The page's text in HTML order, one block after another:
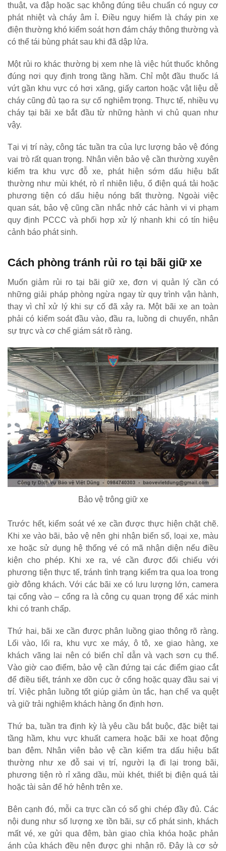
thuật, va đập hoặc sạc không đúng tiêu chuẩn có nguy cơ
phát nhiệt và cháy âm ỉ. Điều nguy hiểm là cháy pin xe
điện thường khó kiểm soát hơn đám cháy thông thường và
có thể tái bùng phát sau khi đã dập lửa.
Một rủi ro khác thường bị xem nhẹ là việc hút thuốc không
đúng nơi quy định trong tầng hầm. Chỉ một đầu thuốc lá
vứt gần khu vực có hơi xăng, giấy carton hoặc vật liệu dễ
cháy cũng đủ tạo ra sự cố nghiêm trọng. Thực tế, nhiều vụ
cháy tại bãi xe bắt đầu từ những hành vi chủ quan như
vậy.
Tại vị trí này, công tác tuần tra của lực lượng bảo vệ đóng
vai trò rất quan trọng. Nhân viên bảo vệ cần thường xuyên
kiểm tra khu vực đỗ xe, phát hiện sớm dấu hiệu bất
thường như mùi khét, rò rỉ nhiên liệu, ổ điện quá tải hoặc
phương tiện có dấu hiệu nóng bất thường. Ngoài việc
quan sát, bảo vệ cũng cần nhắc nhở các hành vi vi phạm
quy định PCCC và phối hợp xử lý nhanh khi có tín hiệu
cảnh báo phát sinh.
Cách phòng tránh rủi ro tại bãi giữ xe
Muốn giảm rủi ro tại bãi giữ xe, đơn vị quản lý cần có
những giải pháp phòng ngừa ngay từ quy trình vận hành,
thay vì chỉ xử lý khi sự cố đã xảy ra. Một bãi xe an toàn
phải có kiểm soát đầu vào, đầu ra, luồng di chuyển, nhân
sự trực và cơ chế giám sát rõ ràng.
Bảo vệ trông giữ xe
Trước hết, kiểm soát vé xe cần được thực hiện chặt chẽ.
Khi xe vào bãi, bảo vệ nên ghi nhận biển số, loại xe, màu
xe hoặc sử dụng hệ thống vé có mã nhận diện nếu điều
kiện cho phép. Khi xe ra, vé cần được đối chiếu với
phương tiện thực tế, tránh tình trạng kiểm tra qua loa trong
giờ đông khách. Với các bãi xe có lưu lượng lớn, camera
tại cổng vào – cổng ra là công cụ quan trọng để xác minh
khi có tranh chấp.
Thứ hai, bãi xe cần được phân luồng giao thông rõ ràng.
Lối vào, lối ra, khu vực xe máy, ô tô, xe giao hàng, xe
khách vãng lai nên có biển chỉ dẫn và vạch sơn cụ thể.
Vào giờ cao điểm, bảo vệ cần đứng tại các điểm giao cắt
để điều tiết, tránh xe dồn cục ở cổng hoặc quay đầu sai vị
trí. Việc phân luồng tốt giúp giảm ùn tắc, hạn chế va quệt
và giữ trải nghiệm khách hàng ổn định hơn.
Thứ ba, tuần tra định kỳ là yêu cầu bắt buộc, đặc biệt tại
tầng hầm, khu vực khuất camera hoặc bãi xe hoạt động
ban đêm. Nhân viên bảo vệ cần kiểm tra dấu hiệu bất
thường như xe đỗ sai vị trí, người lạ đi lại trong bãi,
phương tiện rò rỉ xăng dầu, mùi khét, thiết bị điện quá tải
hoặc tài sản để hớ hênh trên xe.
Bên cạnh đó, mỗi ca trực cần có sổ ghi chép đầy đủ. Các
nội dung như số lượng xe tồn bãi, sự cố phát sinh, khách
mất vé, xe gửi qua đêm, bàn giao chìa khóa hoặc phản
ánh của khách đều nên được ghi nhận rõ. Đây là cơ sở